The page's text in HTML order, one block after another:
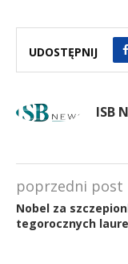
UDOSTĘPNIJ
ISB
poprzedni post
Nobel za
tegorocznych